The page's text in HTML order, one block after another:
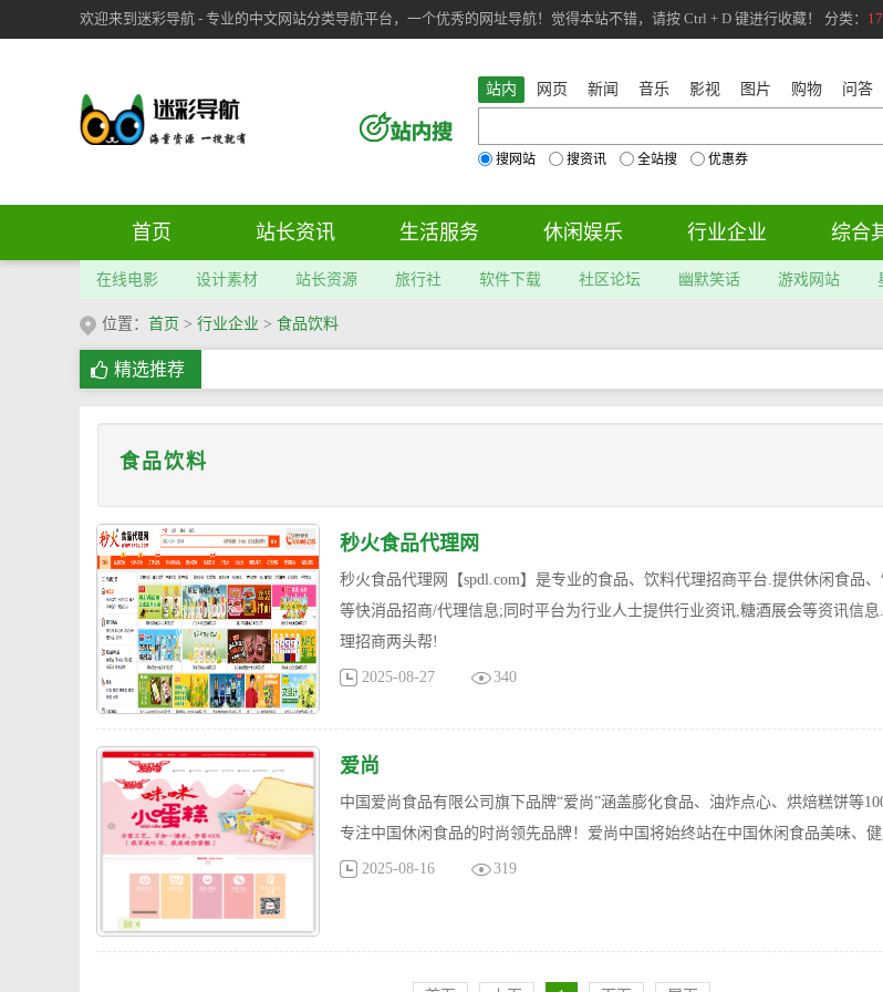
欢迎来到迷彩导航 - 专业的中文网站分类导航平台，一个优秀的网址导航！觉得本站不错，请按 Ctrl + D 键进行收藏！ 分类：
站内 网页 新闻 音乐 影视 图片 购物 问答
搜网站 搜资讯 全站搜 优惠券
首页 站长资讯 生活服务 休闲娱乐 行业企业 综合
在线电影 设计素材 站长资源 旅行社 软件下载 社区论坛 幽默笑话 游戏网站
位置： 首页 > 行业企业 > 食品饮料
精选推荐
食品饮料
秒火食品代理网
秒火食品代理网【spdl.com】是专业的食品、饮料代理招商平台.提供休闲食品
等快消品招商/代理信息;同时平台为行业人士提供行业资讯,糖酒展会等资讯信
理招商两头帮!
2025-08-27 340
爱尚
中国爱尚食品有限公司旗下品牌“爱尚”涵盖膨化食品、油炸点心、烘焙糕饼等
专注中国休闲食品的时尚领先品牌！爱尚中国将始终站在中国休闲食品美味、健
2025-08-16 319